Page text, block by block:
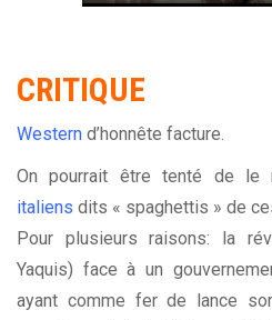
CRITIQUE
Western d’honnête facture.
On pourrait être tenté de le
italiens dits « spaghettis » de
Pour plusieurs raisons: la
Yaquis) face à un
ayant comme fer de lance